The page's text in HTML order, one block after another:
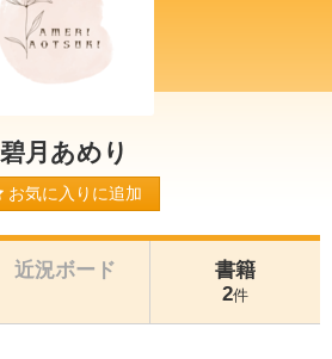
碧月あめり
お気に入りに追加
近況ボード
書籍
2件